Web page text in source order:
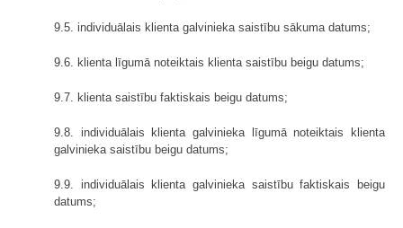
9.5. individuālais klienta galvinieka saistību sākuma datums;
9.6. klienta līgumā noteiktais klienta saistību beigu datums;
9.7. klienta saistību faktiskais beigu datums;
9.8. individuālais klienta galvinieka līgumā noteiktais klienta
galvinieka saistību beigu datums;
9.9. individuālais klienta galvinieka saistību faktiskais beigu
datums;